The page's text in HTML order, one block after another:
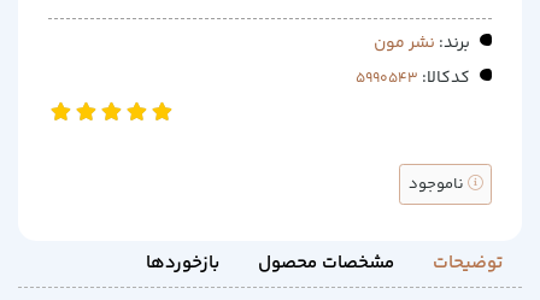
برند: نشر مون
کدکالا:
ناموجود
توضیحات مشخصات محصول بازخوردها